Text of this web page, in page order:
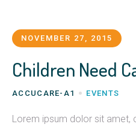
NOVEMBER 27, 2015
Children Need
ACCUCARE-A1 EVENTS
Lorem ipsum dolor sit amet,